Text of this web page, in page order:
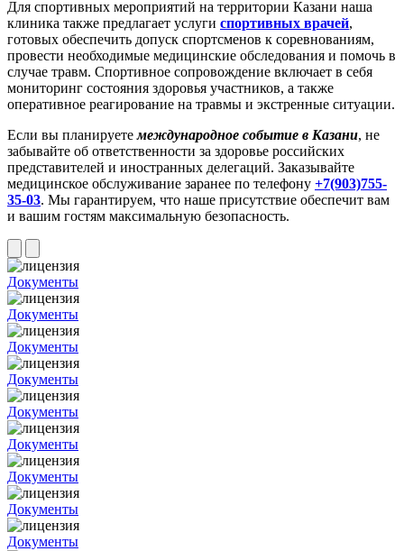
Для спортивных мероприятий на территории Казани наша
клиника также предлагает услуги спортивных врачей,
готовых обеспечить допуск спортсменов к соревнованиям,
провести необходимые медицинские обследования и помочь в
случае травм. Спортивное сопровождение включает в себя
мониторинг состояния здоровья участников, а также
оперативное реагирование на травмы и экстренные ситуации.
Если вы планируетемеждународное событие в Казани, не
забывайте об ответственности за здоровье российских
представителей и иностранных делегаций. Заказывайте
медицинское обслуживание заранее по телефону +7(903)755-
35-03. Мы гарантируем, что наше присутствие обеспечит вам
и вашим гостям максимальную безопасность.
Документы
Документы
Документы
Документы
Документы
Документы
Документы
Документы
Документы